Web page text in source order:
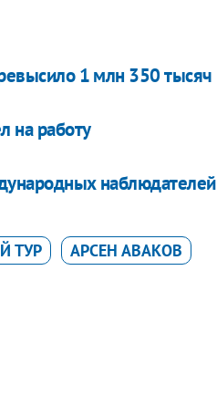
1 млн 350 тысяч
на работу
наблюдателей
ТУР АРСЕН АВАКОВ